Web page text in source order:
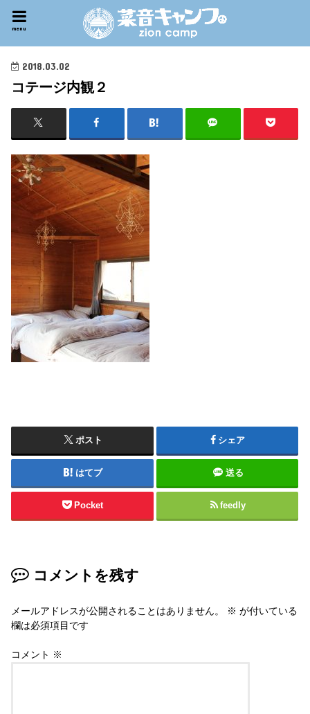
menu
2018.03.02
コテージ内観２
ポスト シェア
はてブ 送る
Pocket feedly
コメントを残す
メールアドレスが公開されることはありません。 ※ が付いている
欄は必須項目です
コメント ※